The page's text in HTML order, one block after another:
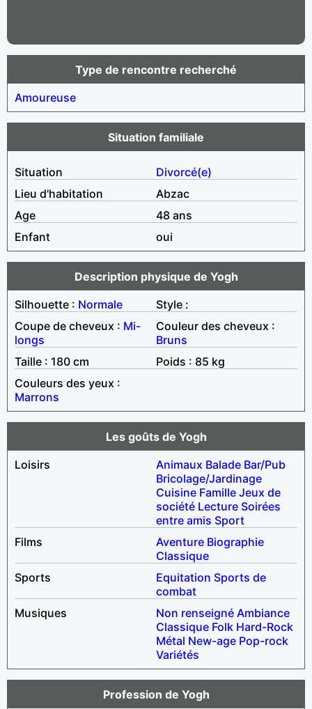
Type de rencontre recherché
Amoureuse
Situation familiale
Situation
Divorcé(e)
Lieu d'habitation
Abzac
Age
48 ans
Enfant
oui
Description physique de Yogh
Silhouette : Normale
Style :
Coupe de cheveux : Mi-
longs
Couleur des cheveux :
Bruns
Taille : 180 cm
Poids : 85 kg
Couleurs des yeux :
Marrons
Les goûts de Yogh
Loisirs
Animaux Balade Bar/Pub
Bricolage/Jardinage
Cuisine Famille Jeux de
société Lecture Soirées
entre amis Sport
Films
Aventure Biographie
Classique
Sports
Equitation Sports de
combat
Musiques
Non renseigné Ambiance
Classique Folk Hard-Rock
Métal New-age Pop-rock
Variétés
Profession de Yogh